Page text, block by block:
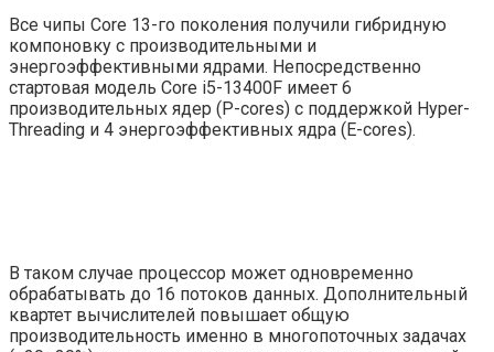
Все чипы Core 13-го поколения получили гибридную
компоновку с производительными и
энергоэффективными ядрами. Непосредственно
стартовая модель Core i5-13400F имеет 6
производительных ядер (P-cores) с поддержкой Hyper-
Threading и 4 энергоэффективных ядра (E-cores).
В таком случае процессор может одновременно
обрабатывать до 16 потоков данных. Дополнительный
квартет вычислителей повышает общую
производительность именно в многопоточных задачах